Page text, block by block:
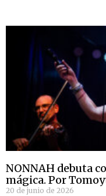
NONNAH debuta
mágica. Por
20 de junio de 2026